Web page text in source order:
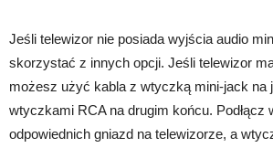
Jeśli telewizor nie posiada wyjścia audio
skorzystać z innych opcji. Jeśli telewizor
możesz użyć kabla z wtyczką mini-jack na
wtyczkami RCA na drugim końcu. Podłącz
odpowiednich gniazd na telewizorze, a